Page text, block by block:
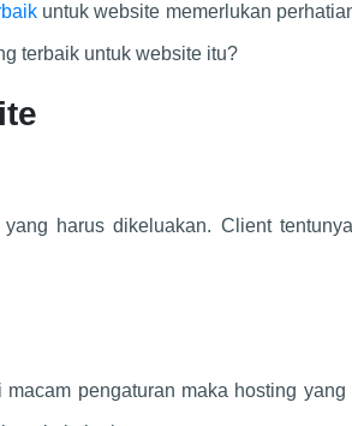
untuk website memerlukan
terbaik untuk website itu?
harus dikeluakan. Client
pengaturan maka hosting yang